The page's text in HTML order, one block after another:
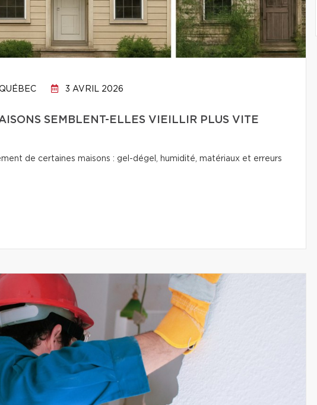
3 AVRIL 2026
SEMBLENT-ELLES VIEILLIR PLUS VITE
de certaines maisons : gel-dégel, humidité, matériaux et erreurs